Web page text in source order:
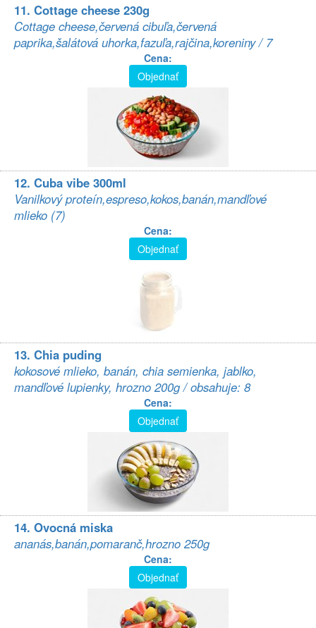
11. Cottage cheese 230g
Cottage cheese,červená cibuľa,červená
paprika,šalátová uhorka,fazuľa,rajčina,koreniny / 7
Cena:
Objednať
12. Cuba vibe 300ml
Vanilkový proteín,espreso,kokos,banán,mandľové
mlieko (7)
Cena:
Objednať
13. Chia puding
kokosové mlieko, banán, chia semienka, jablko,
mandľové lupienky, hrozno 200g / obsahuje: 8
Cena:
Objednať
14. Ovocná miska
ananás,banán,pomaranč,hrozno 250g
Cena:
Objednať